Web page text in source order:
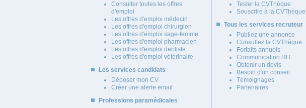
Consulter toutes les offres
d'emploi
Les offres d'emploi médecin
Les offres d'emploi chirurgien
Les offres d'emploi sage-femme
Les offres d'emploi pharmacien
Les offres d'emploi dentiste
Les offres d'emploi vétérinaire
Les services candidats
Déposer mon CV
Créer une alerte email
Professions paramédicales
Tester la CVThèque
Souscrire à la CVThèque
Tous les services recruteur
Publiez une annonce
Consultez la CVThèque
Forfaits annuels
Communication RH
Obtenir un devis
Besoin d'un conseil
Témoignages
Partenaires